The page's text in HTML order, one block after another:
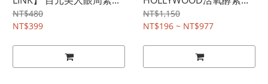
NT$480
NT$399
NT$1,150
NT$196 ~ NT$977